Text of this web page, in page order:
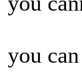
you